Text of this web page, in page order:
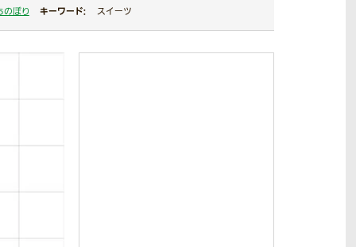
のぼり キーワード： スイーツ